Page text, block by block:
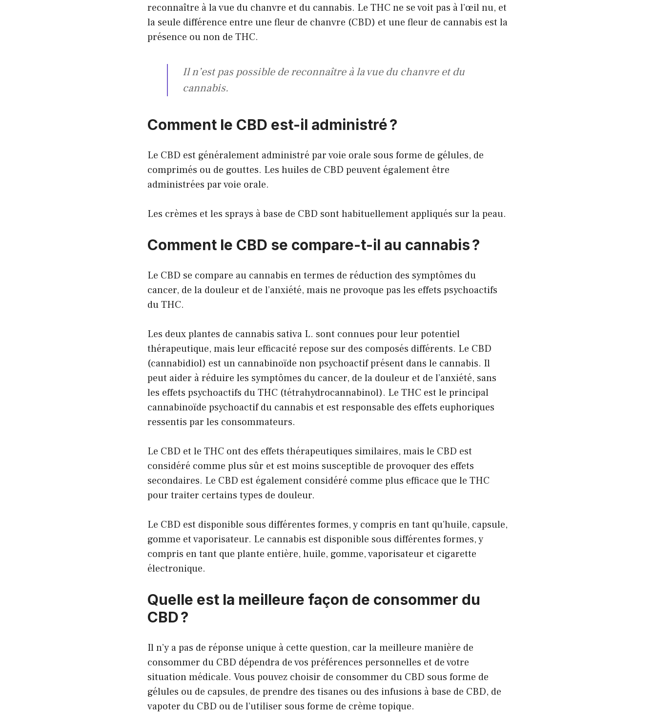
reconnaître à la vue du chanvre et du cannabis. Le THC ne se voit pas à l’œil nu, et
la seule différence entre une fleur de chanvre (CBD) et une fleur de cannabis est la
présence ou non de THC.
Il n’est pas possible de reconnaître à la vue du chanvre et du
cannabis.
Comment le CBD est-il administré ?
Le CBD est généralement administré par voie orale sous forme de gélules, de
comprimés ou de gouttes. Les huiles de CBD peuvent également être
administrées par voie orale.
Les crèmes et les sprays à base de CBD sont habituellement appliqués sur la peau.
Comment le CBD se compare-t-il au cannabis ?
Le CBD se compare au cannabis en termes de réduction des symptômes du
cancer, de la douleur et de l’anxiété, mais ne provoque pas les effets psychoactifs
du THC.
Les deux plantes de cannabis sativa L. sont connues pour leur potentiel
thérapeutique, mais leur efficacité repose sur des composés différents. Le CBD
(cannabidiol) est un cannabinoïde non psychoactif présent dans le cannabis. Il
peut aider à réduire les symptômes du cancer, de la douleur et de l’anxiété, sans
les effets psychoactifs du THC (tétrahydrocannabinol). Le THC est le principal
cannabinoïde psychoactif du cannabis et est responsable des effets euphoriques
ressentis par les consommateurs.
Le CBD et le THC ont des effets thérapeutiques similaires, mais le CBD est
considéré comme plus sûr et est moins susceptible de provoquer des effets
secondaires. Le CBD est également considéré comme plus efficace que le THC
pour traiter certains types de douleur.
Le CBD est disponible sous différentes formes, y compris en tant qu’huile, capsule,
gomme et vaporisateur. Le cannabis est disponible sous différentes formes, y
compris en tant que plante entière, huile, gomme, vaporisateur et cigarette
électronique.
Quelle est la meilleure façon de consommer du
CBD ?
Il n’y a pas de réponse unique à cette question, car la meilleure manière de
consommer du CBD dépendra de vos préférences personnelles et de votre
situation médicale. Vous pouvez choisir de consommer du CBD sous forme de
gélules ou de capsules, de prendre des tisanes ou des infusions à base de CBD, de
vapoter du CBD ou de l’utiliser sous forme de crème topique.